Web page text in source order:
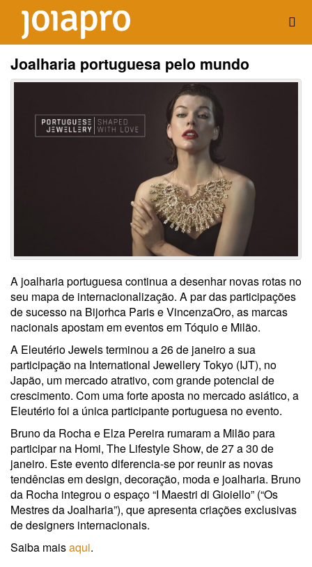
Joalharia portuguesa pelo mundo
A joalharia portuguesa continua a desenhar novas rotas no
seu mapa de internacionalização. A par das participações
de sucesso na Bijorhca Paris e VincenzaOro, as marcas
nacionais apostam em eventos em Tóquio e Milão.
A Eleutério Jewels terminou a 26 de janeiro a sua
participação na International Jewellery Tokyo (IJT), no
Japão, um mercado atrativo, com grande potencial de
crescimento. Com uma forte aposta no mercado asiático, a
Eleutério foi a única participante portuguesa no evento.
Bruno da Rocha e Elza Pereira rumaram a Milão para
participar na Homi, The Lifestyle Show, de 27 a 30 de
janeiro. Este evento diferencia-se por reunir as novas
tendências em design, decoração, moda e joalharia. Bruno
da Rocha integrou o espaço “I Maestri di Gioiello” (“Os
Mestres da Joalharia”), que apresenta criações exclusivas
de designers internacionais.
Saiba maisaqui.